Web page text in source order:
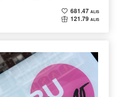
681.47 ALIS
121.79 ALIS